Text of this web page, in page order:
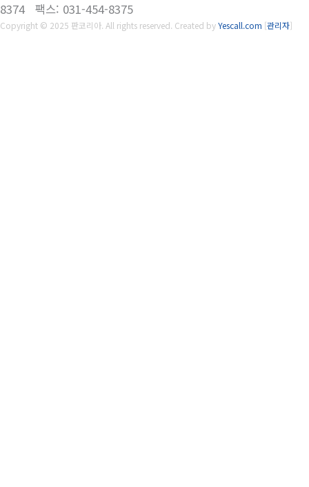
8374 팩스: 031-454-8375
Copyright © 2025 판코리아. All rights reserved. Created byYescall.com [관리자]